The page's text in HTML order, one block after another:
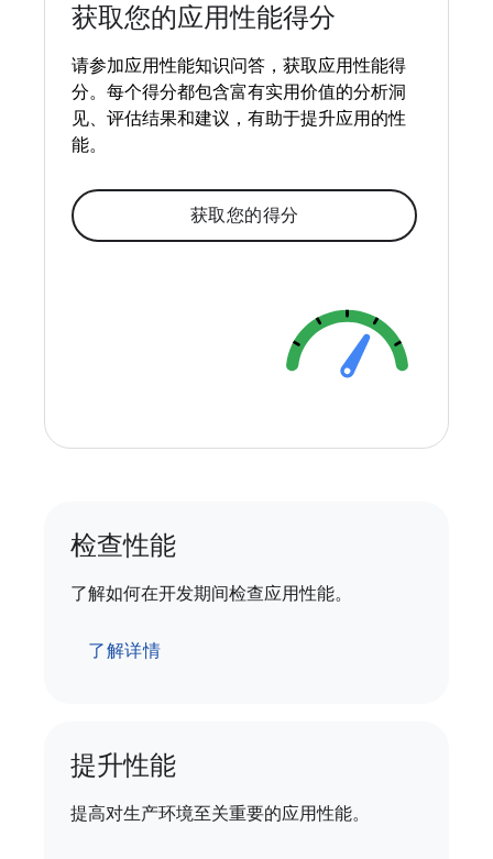
获取您的应用性能得分
请参加应用性能知识问答，获取应用性能得
分。每个得分都包含富有实用价值的分析洞
见、评估结果和建议，有助于提升应用的性
能。
获取您的得分
检查性能
了解如何在开发期间检查应用性能。
了解详情
提升性能
提高对生产环境至关重要的应用性能。